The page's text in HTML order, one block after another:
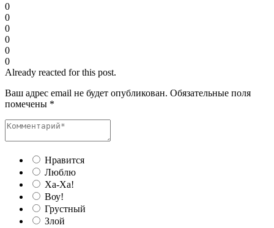
0
0
0
0
0
0
Already reacted for this post.
Ваш адрес email не будет опубликован. Обязательные поля
помечены *
Нравится
Люблю
Ха-Ха!
Воу!
Грустный
Злой